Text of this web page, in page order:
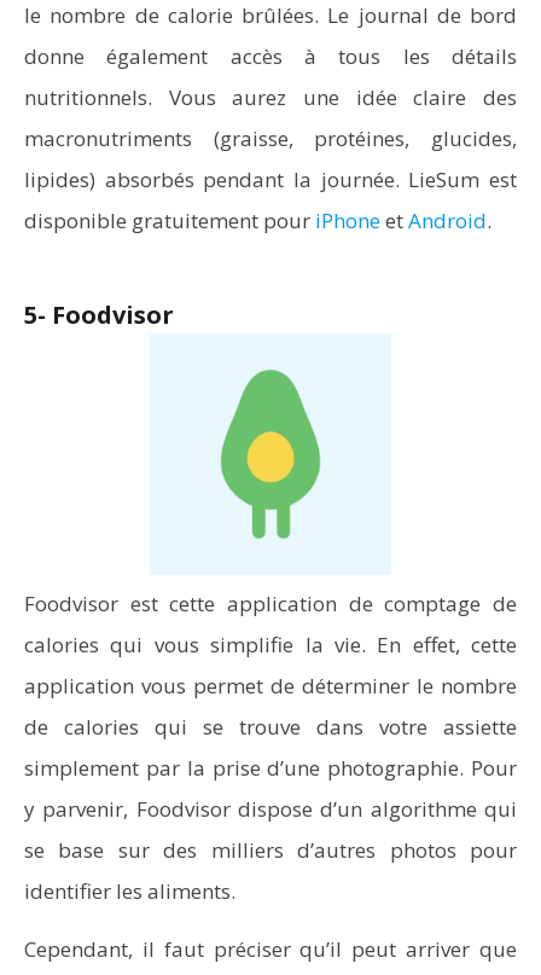
le nombre de calorie brûlées. Le journal de bord
donne également accès à tous les détails
nutritionnels. Vous aurez une idée claire des
macronutriments (graisse, protéines, glucides,
lipides) absorbés pendant la journée. LieSum est
disponible gratuitement pour iPhoneetAndroid.
5- Foodvisor
Foodvisor est cette application de comptage de
calories qui vous simplifie la vie. En effet, cette
application vous permet de déterminer le nombre
de calories qui se trouve dans votre assiette
simplement par la prise d’une photographie. Pour
y parvenir, Foodvisor dispose d’un algorithme qui
se base sur des milliers d’autres photos pour
identifier les aliments.
Cependant, il faut préciser qu’il peut arriver que